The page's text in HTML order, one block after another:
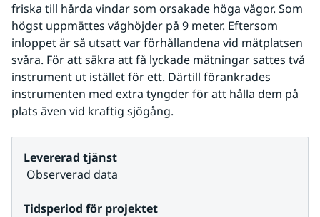
friska till hårda vindar som orsakade höga vågor. Som
högst uppmättes våghöjder på 9 meter. Eftersom
inloppet är så utsatt var förhållandena vid mätplatsen
svåra. För att säkra att få lyckade mätningar sattes två
instrument ut istället för ett. Därtill förankrades
instrumenten med extra tyngder för att hålla dem på
plats även vid kraftig sjögång.
Levererad tjänst
Observerad data
Tidsperiod för projektet